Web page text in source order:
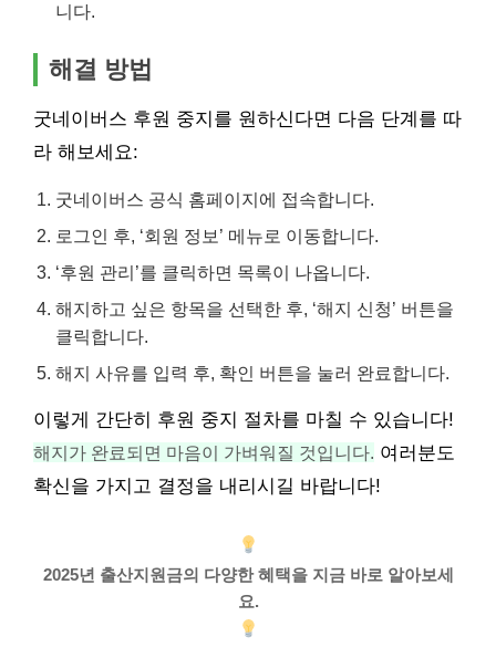
니다.
해결 방법
굿네이버스 후원 중지를 원하신다면 다음 단계를 따
라 해보세요:
굿네이버스 공식 홈페이지에 접속합니다.
로그인 후, ‘회원 정보’ 메뉴로 이동합니다.
‘후원 관리’를 클릭하면 목록이 나옵니다.
해지하고 싶은 항목을 선택한 후, ‘해지 신청’ 버튼을
클릭합니다.
해지 사유를 입력 후, 확인 버튼을 눌러 완료합니다.
이렇게 간단히 후원 중지 절차를 마칠 수 있습니다!
해지가 완료되면 마음이 가벼워질 것입니다. 여러분도
확신을 가지고 결정을 내리시길 바랍니다!
2025년 출산지원금의 다양한 혜택을 지금 바로 알아보세
요.